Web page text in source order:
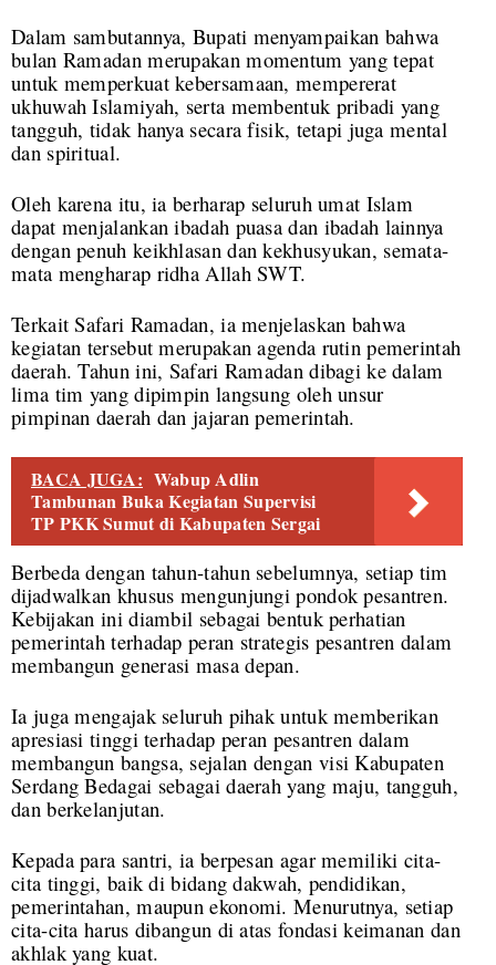
Dalam sambutannya, Bupati menyampaikan bahwa
bulan Ramadan merupakan momentum yang tepat
untuk memperkuat kebersamaan, mempererat
ukhuwah Islamiyah, serta membentuk pribadi yang
tangguh, tidak hanya secara fisik, tetapi juga mental
dan spiritual.
Oleh karena itu, ia berharap seluruh umat Islam
dapat menjalankan ibadah puasa dan ibadah lainnya
dengan penuh keikhlasan dan kekhusyukan, semata-
mata mengharap ridha Allah SWT.
Terkait Safari Ramadan, ia menjelaskan bahwa
kegiatan tersebut merupakan agenda rutin pemerintah
daerah. Tahun ini, Safari Ramadan dibagi ke dalam
lima tim yang dipimpin langsung oleh unsur
pimpinan daerah dan jajaran pemerintah.
BACA JUGA: Wabup Adlin
Tambunan Buka Kegiatan Supervisi
TP PKK Sumut di Kabupaten Sergai
Berbeda dengan tahun-tahun sebelumnya, setiap tim
dijadwalkan khusus mengunjungi pondok pesantren.
Kebijakan ini diambil sebagai bentuk perhatian
pemerintah terhadap peran strategis pesantren dalam
membangun generasi masa depan.
Ia juga mengajak seluruh pihak untuk memberikan
apresiasi tinggi terhadap peran pesantren dalam
membangun bangsa, sejalan dengan visi Kabupaten
Serdang Bedagai sebagai daerah yang maju, tangguh,
dan berkelanjutan.
Kepada para santri, ia berpesan agar memiliki cita-
cita tinggi, baik di bidang dakwah, pendidikan,
pemerintahan, maupun ekonomi. Menurutnya, setiap
cita-cita harus dibangun di atas fondasi keimanan dan
akhlak yang kuat.